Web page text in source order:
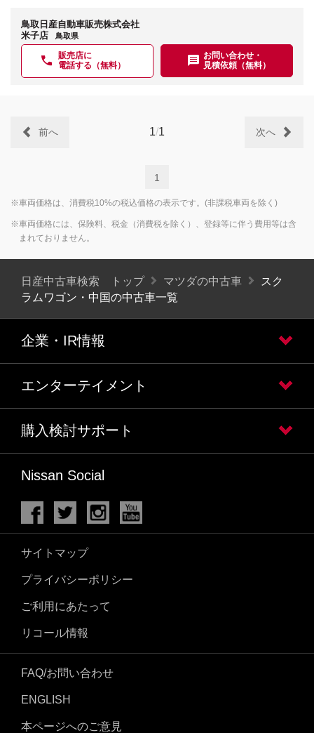
鳥取日産自動車販売株式会社
米子店
鳥取県
販売店に
電話する（無料）
お問い合わせ・
見積依頼（無料）
1/1
前へ 次へ
1
※車両価格は、消費税10%の税込価格の表示です。(非課税車両を除く)
※車両価格には、保険料、税金（消費税を除く）、登録等に伴う費用等は含
まれておりません。
日産中古車検索 トップ マツダの中古車
スク
ラムワゴン・中国の中古車一覧
企業・IR情報
エンターテイメント
購入検討サポート
Nissan Social
サイトマップ
プライバシーポリシー
ご利用にあたって
リコール情報
FAQ/お問い合わせ
ENGLISH
本ページへのご意見